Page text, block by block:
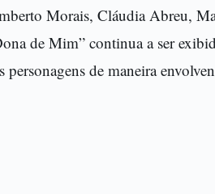
Morais, Cláudia Abreu,
de Mim” continua a ser
personagens de maneira